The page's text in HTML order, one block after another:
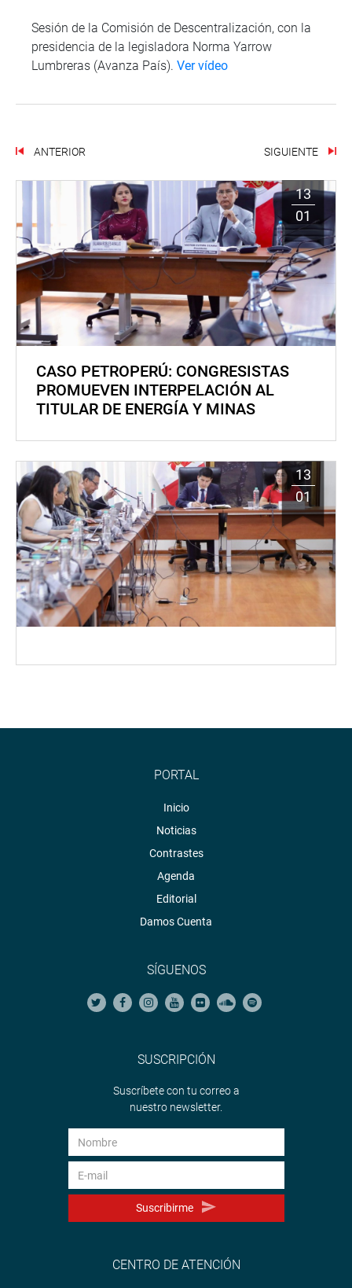
Sesión de la Comisión de Descentralización, con la
presidencia de la legisladora Norma Yarrow
Lumbreras (Avanza País). Ver vídeo
ANTERIOR SIGUIENTE
13
01
CASO PETROPERÚ: CONGRESISTAS
PROMUEVEN INTERPELACIÓN AL
TITULAR DE ENERGÍA Y MINAS
13
01
PORTAL
Inicio
Noticias
Contrastes
Agenda
Editorial
Damos Cuenta
SÍGUENOS
SUSCRIPCIÓN
Suscríbete con tu correo a
nuestro newsletter.
Suscribirme
CENTRO DE ATENCIÓN